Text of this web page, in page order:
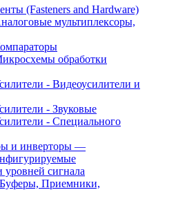
(Fasteners and Hardware)
мультиплексоры,
обработки
- Видеоусилители и
- Звуковые
- Специального
и инверторы —
сигнала
Приемники,